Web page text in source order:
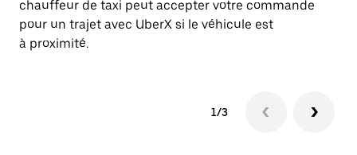
chauffeur de taxi peut accepter votre commande
pour un trajet avec UberX si le véhicule est
à proximité.
1/3